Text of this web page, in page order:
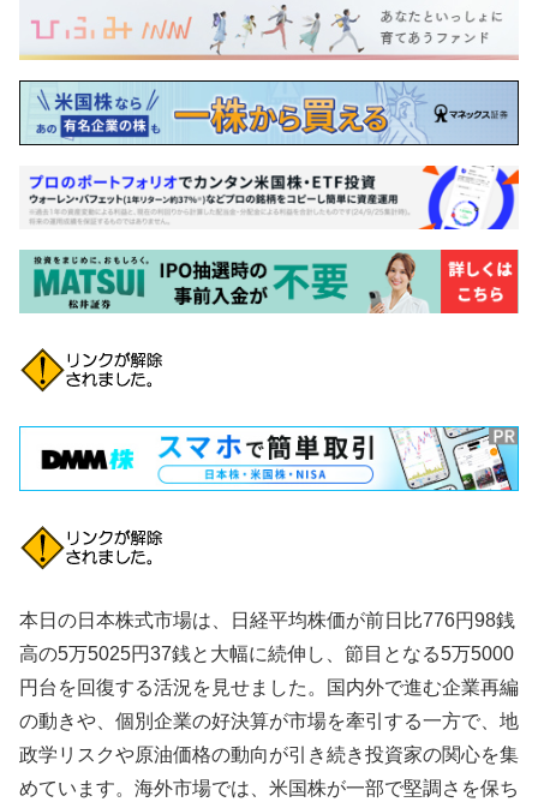
本日の日本株式市場は、日経平均株価が前日比776円98銭
高の5万5025円37銭と大幅に続伸し、節目となる5万5000
円台を回復する活況を見せました。国内外で進む企業再編
の動きや、個別企業の好決算が市場を牽引する一方で、地
政学リスクや原油価格の動向が引き続き投資家の関心を集
めています。海外市場では、米国株が一部で堅調さを保ち